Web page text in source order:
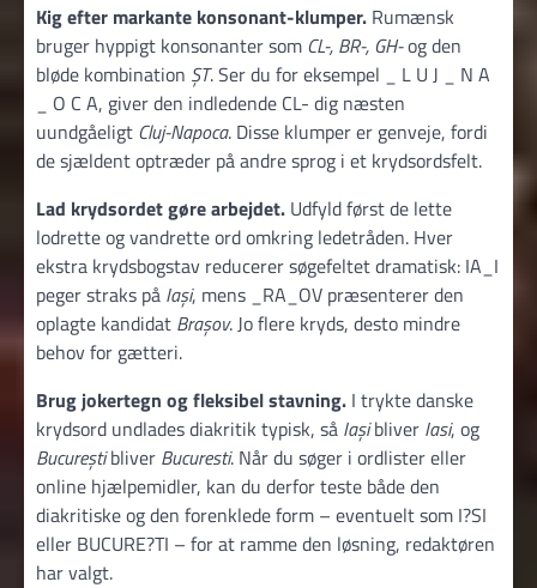
Kig efter markante konsonant-klumper. Rumænsk
bruger hyppigt konsonanter som CL-, BR-, GH-og den
bløde kombination ȘT. Ser du for eksempel _ L U J _ N A
_ O C A, giver den indledende CL- dig næsten
uundgåeligt Cluj-Napoca. Disse klumper er genveje, fordi
de sjældent optræder på andre sprog i et krydsordsfelt.
Lad krydsordet gøre arbejdet. Udfyld først de lette
lodrette og vandrette ord omkring ledetråden. Hver
ekstra krydsbogstav reducerer søgefeltet dramatisk: IA_I
peger straks på Iași, mens _RA_OV præsenterer den
oplagte kandidat Brașov. Jo flere kryds, desto mindre
behov for gætteri.
Brug jokertegn og fleksibel stavning. I trykte danske
krydsord undlades diakritik typisk, så Iașibliver Iasi, og
Bucureștibliver Bucuresti. Når du søger i ordlister eller
online hjælpemidler, kan du derfor teste både den
diakritiske og den forenklede form – eventuelt som I?SI
eller BUCURE?TI – for at ramme den løsning, redaktøren
har valgt.